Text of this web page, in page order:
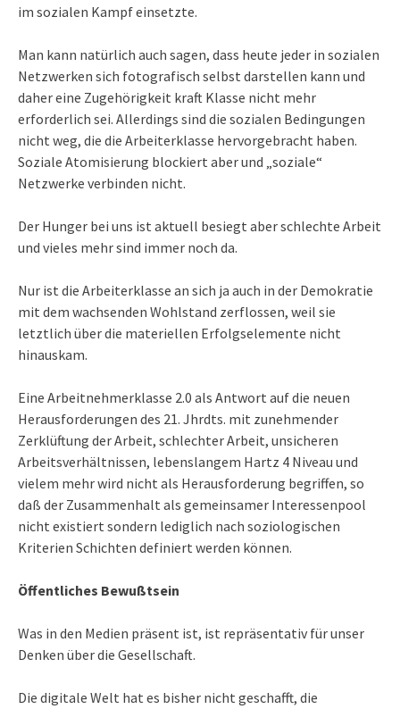
im sozialen Kampf einsetzte.
Man kann natürlich auch sagen, dass heute jeder in sozialen
Netzwerken sich fotografisch selbst darstellen kann und
daher eine Zugehörigkeit kraft Klasse nicht mehr
erforderlich sei. Allerdings sind die sozialen Bedingungen
nicht weg, die die Arbeiterklasse hervorgebracht haben.
Soziale Atomisierung blockiert aber und „soziale“
Netzwerke verbinden nicht.
Der Hunger bei uns ist aktuell besiegt aber schlechte Arbeit
und vieles mehr sind immer noch da.
Nur ist die Arbeiterklasse an sich ja auch in der Demokratie
mit dem wachsenden Wohlstand zerflossen, weil sie
letztlich über die materiellen Erfolgselemente nicht
hinauskam.
Eine Arbeitnehmerklasse 2.0 als Antwort auf die neuen
Herausforderungen des 21. Jhrdts. mit zunehmender
Zerklüftung der Arbeit, schlechter Arbeit, unsicheren
Arbeitsverhältnissen, lebenslangem Hartz 4 Niveau und
vielem mehr wird nicht als Herausforderung begriffen, so
daß der Zusammenhalt als gemeinsamer Interessenpool
nicht existiert sondern lediglich nach soziologischen
Kriterien Schichten definiert werden können.
Öffentliches Bewußtsein
Was in den Medien präsent ist, ist repräsentativ für unser
Denken über die Gesellschaft.
Die digitale Welt hat es bisher nicht geschafft, die